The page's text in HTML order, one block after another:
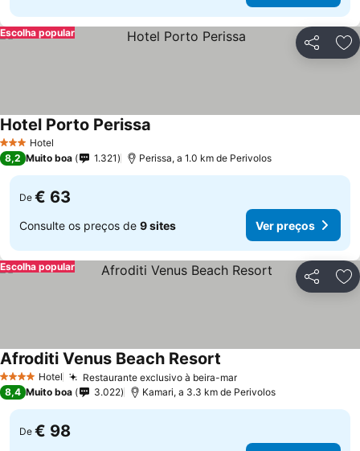
Partilhar
Escolha popular
3 EstrelasHotel
Hotel Porto Perissa
8,2 Muito boa 1.321 Perissa, a 1.0 km de Perivolos
De € 63
Consulte os preços de 9 sites Ver preços
Partilhar
Escolha popular
4 EstrelasHotel Restaurante exclusivo à beira-mar
Afroditi Venus Beach Resort
8,4 Muito boa 3.022 Kamari, a 3.3 km de Perivolos
De € 98